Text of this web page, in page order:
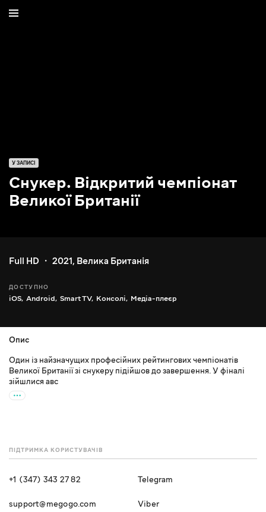
У ЗАПИСІ
Снукер. Відкритий чемпіонат
Великої Британії
Full HD 2021, Велика Британія
ДОСТУПНО
iOS, Android, Smart TV, Консолі, Медіа-плеєр
Опис
Один із найзначущих професійних рейтингових чемпіонатів
Великої Британії зі снукеру підійшов до завершення. У фіналі
зійшлися авс
ПІДТРИМКА КОРИСТУВАЧІВ
+1 (347) 343 27 82
support@megogo.com
Telegram
Viber